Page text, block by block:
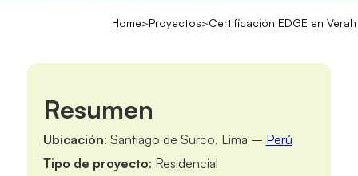
Home>Proyectos>Certificación EDGE en Verah
Resumen
Ubicación: Santiago de Surco, Lima – Perú
Tipo de proyecto: Residencial